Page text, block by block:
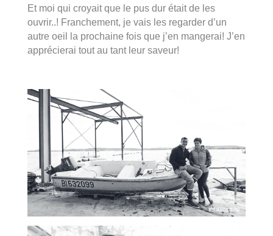
Et moi qui croyait que le pus dur était de les
ouvrir..! Franchement, je vais les regarder d’un
autre oeil la prochaine fois que j’en mangerai! J’en
apprécierai tout au tant leur saveur!